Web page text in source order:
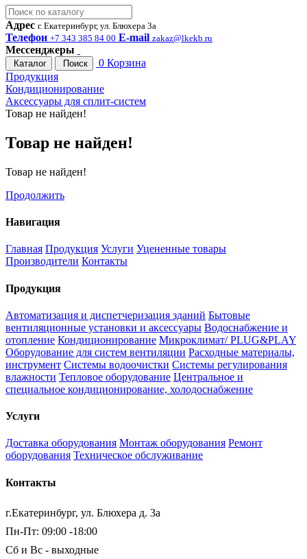
Адрес г. Екатеринбург, ул. Блюхера 3а
Телефон +7 343 385 84 00 E-mail zakaz@lkekb.ru
Мессенджеры
Каталог Поиск 0 Корзина
Продукция
Кондиционирование
Аксессуары для сплит-систем
Товар не найден!
Товар не найден!
Товар не найден!
Продолжить
Навигация
Главная Продукция Услуги Уцененные товары
Производители Контакты
Продукция
Автоматизация и диспетчеризация зданий Бытовые
вентиляционные установки и аксессуары Водоснабжение и
отопление Кондиционирование Микроклимат/ PLUG&PLAY
Оборудование для систем вентиляции Расходные материалы,
инструмент Системы водоочистки Системы регулирования
влажности Тепловое оборудование Центральное и
специальное кондиционирование, холодоснабжение
Услуги
Доставка оборудования Монтаж оборудования Ремонт
оборудования Техническое обслуживание
Контакты
г.Екатеринбург, ул. Блюхера д. 3а
Пн-Пт: 09:00 -18:00
Сб и Вс - выходные